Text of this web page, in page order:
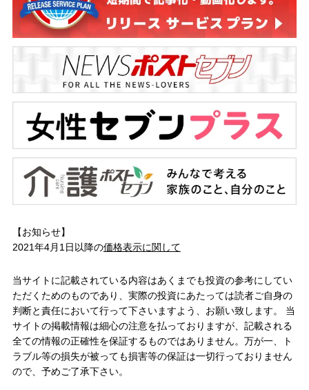
【お知らせ】
2021年4月1日以降の価格表示に関して
当サイトに記載されている内容はあくまでも投資の参考にしてい
ただくためのものであり、実際の投資にあたっては読者ご自身の
判断と責任において行って下さいますよう、お願い致します。 当
サイトの掲載情報は細心の注意を払っておりますが、記載される
全ての情報の正確性を保証するものではありません。万が一、ト
ラブル等の損失が被っても損害等の保証は一切行っておりません
ので、予めご了承下さい。